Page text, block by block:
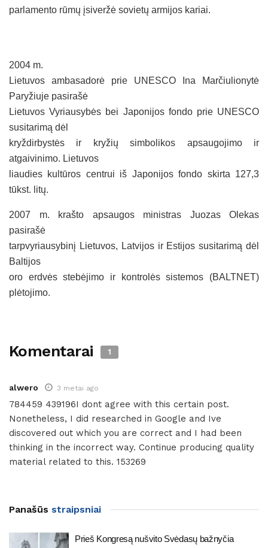
parlamento rūmų įsiveržė sovietų armijos kariai.
2004 m.
Lietuvos ambasadorė prie UNESCO Ina Marčiulionytė
Paryžiuje pasirašė
Lietuvos Vyriausybės bei Japonijos fondo prie UNESCO
susitarimą dėl
kryždirbystės ir kryžių simbolikos apsaugojimo ir
atgaivinimo. Lietuvos
liaudies kultūros centrui iš Japonijos fondo skirta 127,3
tūkst. litų.
2007 m. krašto apsaugos ministras Juozas Olekas
pasirašė
tarpvyriausybinį Lietuvos, Latvijos ir Estijos susitarimą dėl
Baltijos
oro erdvės stebėjimo ir kontrolės sistemos (BALTNET)
plėtojimo.
Komentarai 1
alwero 3 metai ago
784459 439196I dont agree with this certain post.
Nonetheless, I did researched in Google and Ive
discovered out which you are correct and I had been
thinking in the incorrect way. Continue producing quality
material related to this. 153269
Panašūs straipsniai
Prieš Kongresą nušvito Svėdasų bažnyčia